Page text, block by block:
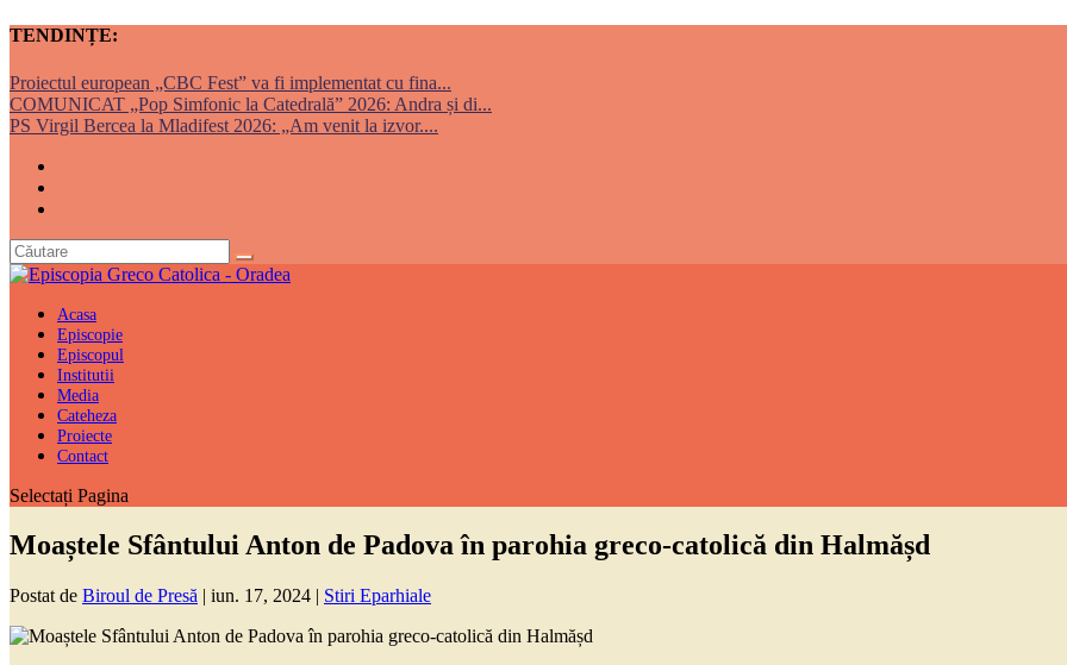
TENDINȚE:
Proiectul european „CBC Fest” va fi implementat cu fina...
COMUNICAT „Pop Simfonic la Catedrală” 2026: Andra și di...
PS Virgil Bercea la Mladifest 2026: „Am venit la izvor....
Acasa
Episcopie
Episcopul
Institutii
Media
Cateheza
Proiecte
Contact
Selectați Pagina
Moaștele Sfântului Anton de Padova în parohia greco-catolică din Halmășd
Postat de Biroul de Presă | iun. 17, 2024 | Stiri Eparhiale